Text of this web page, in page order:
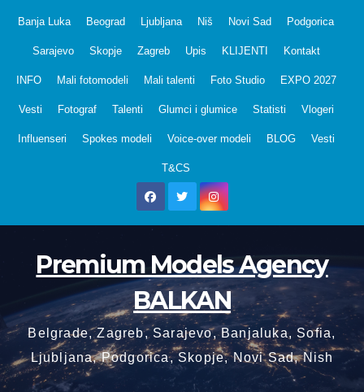
Banja Luka Beograd Ljubljana Niš Novi Sad Podgorica
Sarajevo Skopje Zagreb Upis KLIJENTI Kontakt
INFO Mali fotomodeli Mali talenti Foto Studio EXPO 2027
Vesti Fotograf Talenti Glumci i glumice Statisti Vlogeri
Influenseri Spokes modeli Voice-over modeli BLOG Vesti
T&CS
Premium Models Agency
BALKAN
Belgrade, Zagreb, Sarajevo, Banjaluka, Sofia,
Ljubljana, Podgorica, Skopje, Novi Sad, Nish